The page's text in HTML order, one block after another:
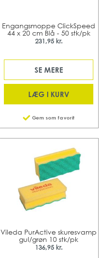
Engangsmoppe ClickSpeed
44 x 20 cm Blå - 50 stk/pk
231,95 kr.
SE MERE
LÆG I KURV
Gem som favorit
Vileda PurActive skuresvamp
gul/grøn 10 stk/pk
136,95 kr.